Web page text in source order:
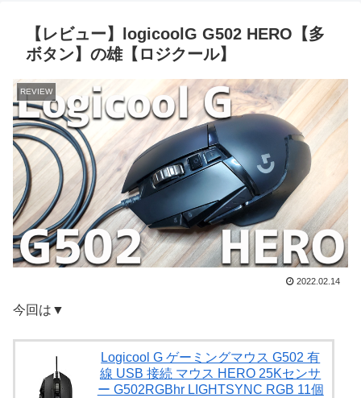
【レビュー】logicoolG G502 HERO【多
ボタン】の雄【ロジクール】
REVIEW
2022.02.14
今回は▼
Logicool G ゲーミングマウス G502 有
線 USB 接続 マウス HERO 25Kセンサ
ー G502RGBhr LIGHTSYNC RGB 11個